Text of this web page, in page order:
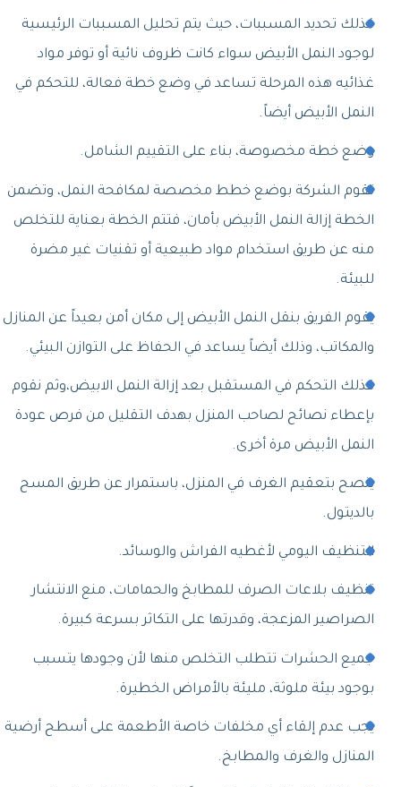
كذلك تحديد المسببات، حيث يتم تحليل المسببات الرئيسية
لوجود النمل الأبيض سواء كانت ظروف نائية أو توفر مواد
غذائيه هذه المرحلة تساعد في وضع خطة فعالة، للتحكم في
النمل الأبيض أيضاً.
وضع خطة مخصوصة، بناء على التقييم الشامل.
تقوم الشركة بوضع خطط مخصصة لمكافحة النمل، وتضمن
الخطة إزالة النمل الأبيض بأمان، فتتم الخطة بعناية للتخلص
منه عن طريق استخدام مواد طبيعية أو تقنيات غير مضرة
للبيئة.
يقوم الفريق بنقل النمل الأبيض إلى مكان أمن بعيداً عن المنازل
والمكاتب، وذلك أيضاً يساعد في الحفاظ على التوازن البيئي.
كذلك التحكم في المستقبل بعد إزالة النمل الابيض،وثم نقوم
بإعطاء نصائح لصاحب المنزل بهدف التقليل من فرص عودة
النمل الأبيض مرة أخرى.
ينصح بتعقيم الغرف في المنزل، باستمرار عن طريق المسح
بالديتول.
التنظيف اليومي لأغطيه الفراش والوسائد.
تنظيف بلاعات الصرف للمطابخ والحمامات، منع الانتشار
الصراصير المزعجة، وقدرتها على التكاثر بسرعة كبيرة.
جميع الحشرات تتطلب التخلص منها لأن وجودها يتسبب
بوجود بيئة ملوثة، مليئة بالأمراض الخطيرة.
يجب عدم إلقاء أي مخلفات خاصة الأطعمة على أسطح أرضية
المنازل والغرف والمطابخ.